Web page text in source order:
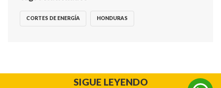
CORTES DE ENERGÍA HONDURAS
SIGUE LEYENDO